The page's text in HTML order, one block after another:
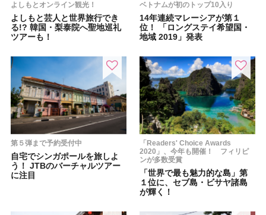
よしもとオンライン観光！
よしもと芸人と世界旅行でき
る!? 韓国・梨泰院へ聖地巡礼
ツアーも！
ベトナムが初のトップ10入り
14年連続マレーシアが第１
位！ 「ロングステイ希望国・
地域 2019」発表
第５弾まで予約受付中
自宅でシンガポールを旅しよ
う！ JTBのバーチャルツアー
に注目
「Readers' Choice Awards
2020」、今年も開催！ フィリピ
ンが多数受賞
「世界で最も魅力的な島」第
１位に、セブ島・ビサヤ諸島
が輝く！